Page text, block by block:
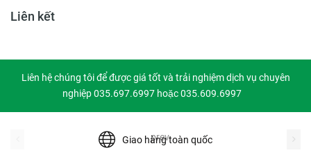
Liên kết
Liên hệ chúng tôi để được giá tốt và trải nghiệm dịch vụ chuyên
nghiệp 035.697.6997 hoặc 035.609.6997
Giao hàng toàn quốc
prev